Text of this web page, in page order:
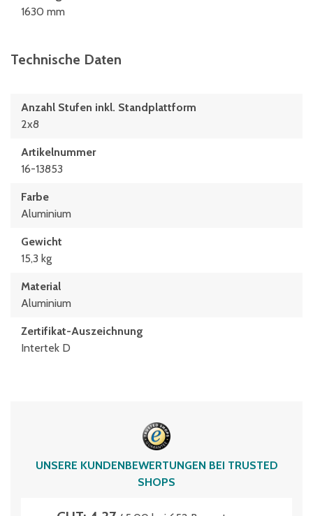
1630 mm
Technische Daten
Anzahl Stufen inkl. Standplattform
2x8
Artikelnummer
16-13853
Farbe
Aluminium
Gewicht
15,3 kg
Material
Aluminium
Zertifikat-Auszeichnung
Intertek D
UNSERE KUNDENBEWERTUNGEN BEI TRUSTED
SHOPS